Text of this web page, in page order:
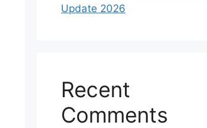
Update 2026
Recent
Comments